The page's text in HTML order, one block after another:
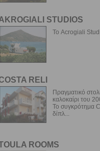
STUDIOS
Το Acrogiali
RELI
Πραγματικό
καλοκαίρι του
Το συγκρότημα
δίπλ...
ROOMS